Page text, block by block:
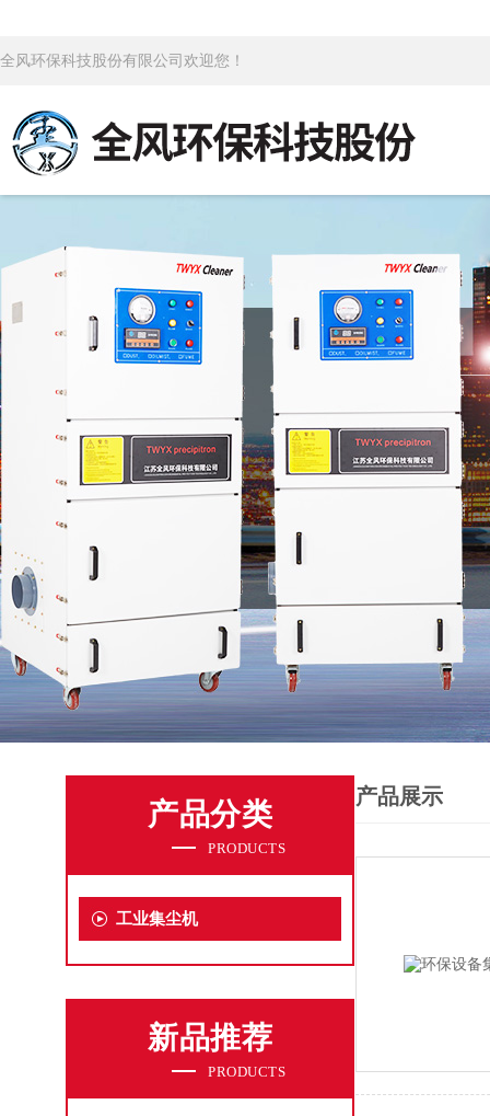
全风环保科技股份有限公司欢迎您！
产品分类
PRODUCTS
工业集尘机
新品推荐
PRODUCTS
产品展示